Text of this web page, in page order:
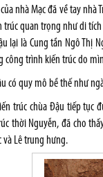
nhà Mạc đã về tay
quan trọng như di
lại là Cung tần Ngô Thị
trình kiến trúc do
có quy mô bề thế như
trúc chùa Đậu tiếp
thời Nguyễn, đã cho
và Lê trung hưng.